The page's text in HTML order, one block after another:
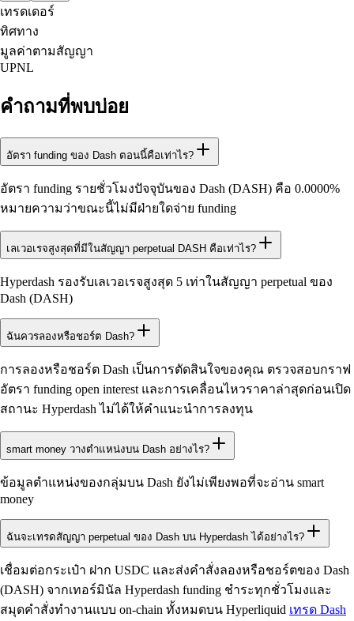
เทรดเดอร์
ทิศทาง
มูลค่าตามสัญญา
UPNL
คำถามที่พบบ่อย
อัตรา funding ของ Dash ตอนนี้คือเท่าไร?
อัตรา funding รายชั่วโมงปัจจุบันของ Dash (DASH) คือ 0.0000%
หมายความว่าขณะนี้ไม่มีฝ่ายใดจ่าย funding
เลเวอเรจสูงสุดที่มีในสัญญา perpetual DASH คือเท่าไร?
Hyperdash รองรับเลเวอเรจสูงสุด 5 เท่าในสัญญา perpetual ของ
Dash (DASH)
ฉันควรลองหรือชอร์ต Dash?
การลองหรือชอร์ต Dash เป็นการตัดสินใจของคุณ ตรวจสอบกราฟ
อัตรา funding open interest และการเคลื่อนไหวราคาล่าสุดก่อนเปิด
สถานะ Hyperdash ไม่ได้ให้คำแนะนำการลงทุน
smart money วางตำแหน่งบน Dash อย่างไร?
ข้อมูลตำแหน่งของกลุ่มบน Dash ยังไม่เพียงพอที่จะอ่าน smart
money
ฉันจะเทรดสัญญา perpetual ของ Dash บน Hyperdash ได้อย่างไร?
เชื่อมต่อกระเป๋า ฝาก USDC และส่งคำสั่งลองหรือชอร์ตของ Dash
(DASH) จากเทอร์มินัล Hyperdash funding ชำระทุกชั่วโมงและ
สมุดคำสั่งทำงานแบบ on-chain ทั้งหมดบน Hyperliquid เทรด Dash